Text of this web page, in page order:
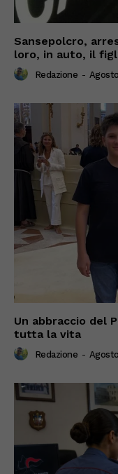
Sansepolcro,
loro, in auto, il
Redazione -
Un abbraccio del
tutta la vita
Redazione -